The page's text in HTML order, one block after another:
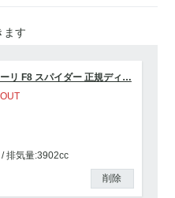
ます
リ F8 スパイダー 正規ディ…
排気量:3902cc
削除